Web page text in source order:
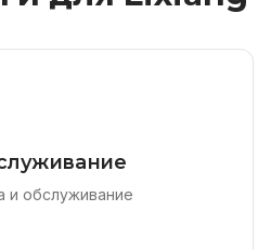
и обслуживание